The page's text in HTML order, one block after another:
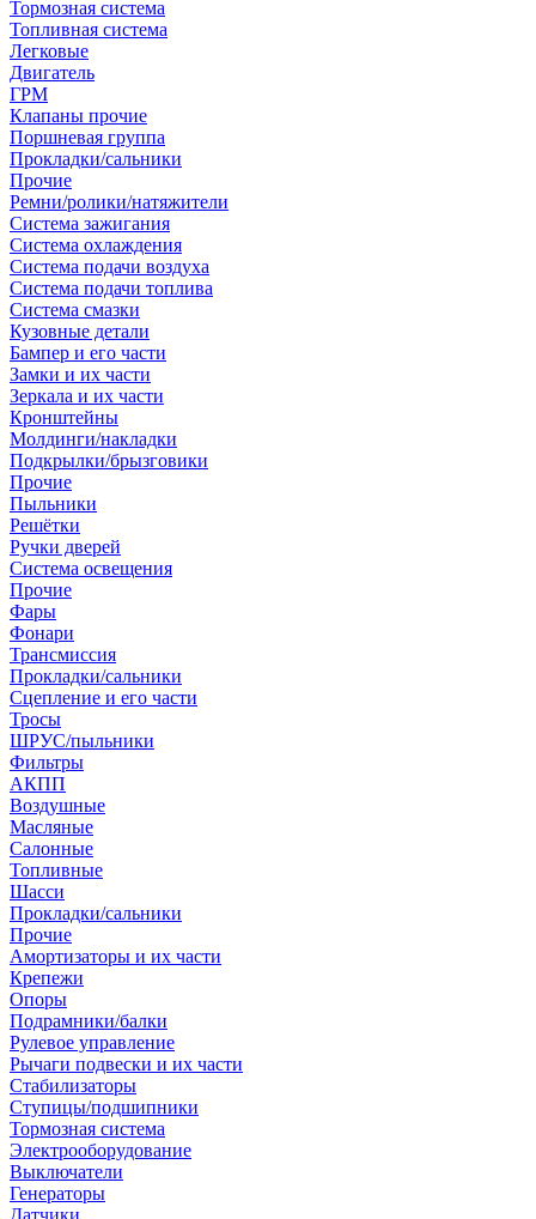
Тормозная система
Топливная система
Легковые
Двигатель
ГРМ
Клапаны прочие
Поршневая группа
Прокладки/сальники
Прочие
Ремни/ролики/натяжители
Система зажигания
Система охлаждения
Система подачи воздуха
Система подачи топлива
Система смазки
Кузовные детали
Бампер и его части
Замки и их части
Зеркала и их части
Кронштейны
Молдинги/накладки
Подкрылки/брызговики
Прочие
Пыльники
Решётки
Ручки дверей
Система освещения
Прочие
Фары
Фонари
Трансмиссия
Прокладки/сальники
Сцепление и его части
Тросы
ШРУС/пыльники
Фильтры
АКПП
Воздушные
Масляные
Салонные
Топливные
Шасси
Прокладки/сальники
Прочие
Амортизаторы и их части
Крепежи
Опоры
Подрамники/балки
Рулевое управление
Рычаги подвески и их части
Стабилизаторы
Ступицы/подшипники
Тормозная система
Электрооборудование
Выключатели
Генераторы
Датчики